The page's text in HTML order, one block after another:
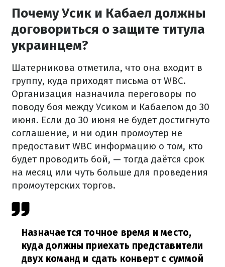
Почему Усик и Кабаел должны
договориться о защите титула
украинцем?
Шатерникова отметила, что она входит в
группу, куда приходят письма от WBC.
Организация назначила переговоры по
поводу боя между Усиком и Кабаелом до 30
июня. Если до 30 июня не будет достигнуто
соглашение, и ни один промоутер не
предоставит WBC информацию о том, кто
будет проводить бой, — тогда даётся срок
на месяц или чуть больше для проведения
промоутерских торгов.
Назначается точное время и место,
куда должны приехать представители
двух команд и сдать конверт с суммой